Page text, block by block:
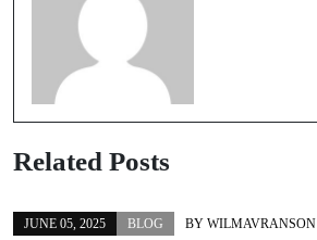
Related Posts
JUNE 05, 2025 BLOG BY WILMAVRANSON